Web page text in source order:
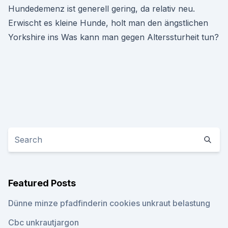
Hundedemenz ist generell gering, da relativ neu.
Erwischt es kleine Hunde, holt man den ängstlichen
Yorkshire ins Was kann man gegen Alterssturheit tun?
Featured Posts
Dünne minze pfadfinderin cookies unkraut belastung
Cbc unkrautjargon